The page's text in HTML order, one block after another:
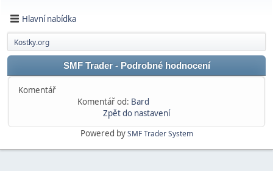
Hlavní nabídka
Kostky.org
SMF Trader - Podrobné hodnocení
Komentář
Komentář od: Bard
Zpět do nastavení
Powered bySMF Trader System